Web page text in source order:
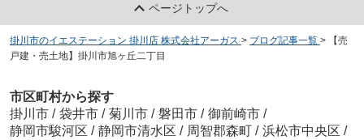
ページトップへ
掛川市のイエステーション 掛川店 株式会社アーガス > ブログ記事一覧 >
【売
戸建・売土地】掛川市旭ヶ丘二丁目
市区町村から探す
掛川市 / 袋井市 / 菊川市 / 磐田市 / 御前崎市 /
静岡市駿河区 / 静岡市清水区 / 周智郡森町 / 浜松市中央区 /